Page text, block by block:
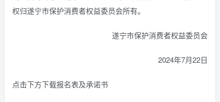
权归遂宁市保护消费者权益委员会所有。
遂宁市保护消费者权益委员会
2024年7月22日
点击下方下载报名表及承诺书